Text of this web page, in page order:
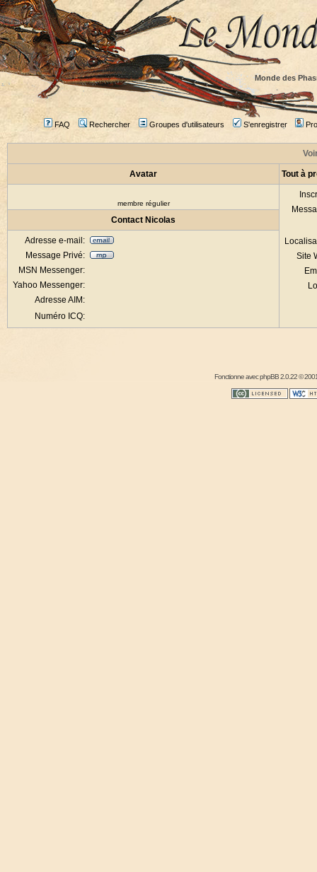
Monde des
FAQ Rechercher Groupes d'utilisateurs S'enregistrer
Avatar Tout à
membre régulier
Site
Contact Nicolas
Adresse e-mail:
Message Privé:
MSN Messenger:
Yahoo Messenger:
Adresse AIM:
Numéro ICQ:
Fonctionne avecphpBB2.0.22 ©